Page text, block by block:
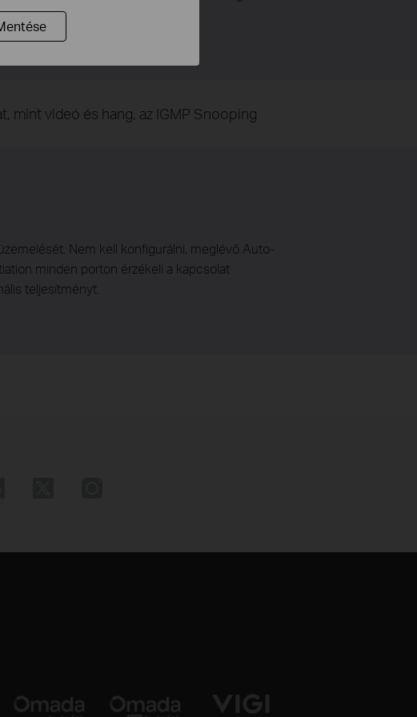
mint videó és hang, az IGMP Snooping
Nem kell konfigurálni, meglévő Auto-
minden porton érzékeli a kapcsolat
teljesítményt.